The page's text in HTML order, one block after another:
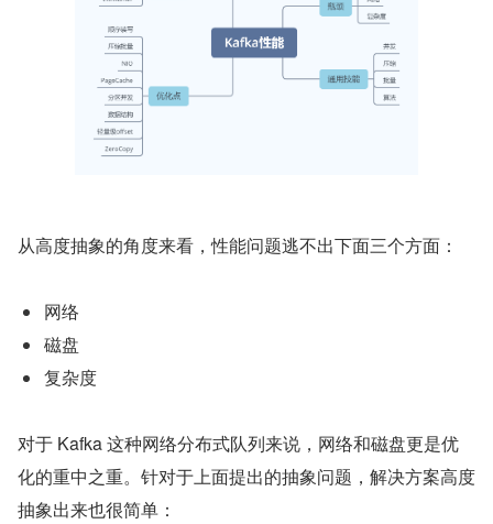
从高度抽象的角度来看，性能问题逃不出下面三个方面：
网络
磁盘
复杂度
对于 Kafka 这种网络分布式队列来说，网络和磁盘更是优
化的重中之重。针对于上面提出的抽象问题，解决方案高度
抽象出来也很简单：